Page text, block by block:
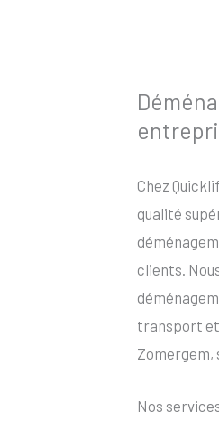
Chez
qualité
clients.
transport et
Zomergem,
Nos